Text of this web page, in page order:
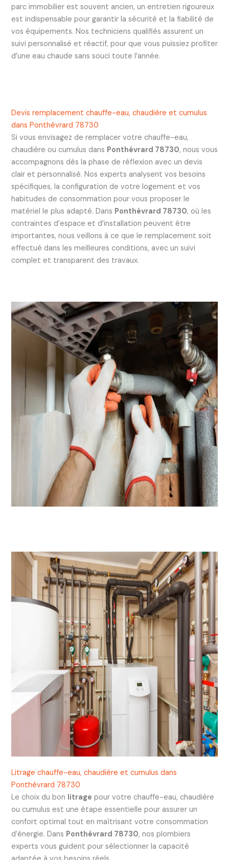
parc immobilier est souvent ancien, un entretien rigoureux
est indispensable pour garantir la sécurité et la fiabilité de
vos équipements. Nos techniciens qualifiés assurent un
suivi personnalisé et réactif, pour que vous puissiez profiter
d’une eau chaude sans souci toute l’année.
Devis remplacement chauffe-eau, chaudière et cumulus
dans Ponthévrard 78730
Si vous envisagez de remplacer votre chauffe-eau,
chaudière ou cumulus dans Ponthévrard 78730, nous vous
accompagnons dès la phase de réflexion avec un devis
clair et personnalisé. Nos experts analysent vos besoins
spécifiques, la configuration de votre logement et vos
habitudes de consommation pour vous proposer le
matériel le plus adapté. Dans Ponthévrard 78730, où les
contraintes d’espace et d’installation peuvent être
importantes, nous veillons à ce que le remplacement soit
effectué dans les meilleures conditions, avec un suivi
complet et transparent des travaux.
Litrage chauffe-eau, chaudière et cumulus dans
Ponthévrard 78730
Le choix du bon litrage pour votre chauffe-eau, chaudière
ou cumulus est une étape essentielle pour assurer un
confort optimal tout en maîtrisant votre consommation
d’énergie. Dans Ponthévrard 78730, nos plombiers
experts vous guident pour sélectionner la capacité